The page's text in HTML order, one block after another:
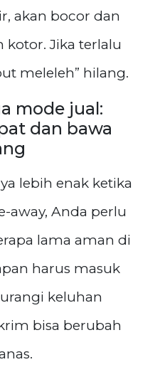
akan bocor dan
Jika terlalu
meleleh” hilang.
mode jual:
dan bawa
lebih enak ketika
away, Anda perlu
lama aman di
harus masuk
keluhan
bisa berubah